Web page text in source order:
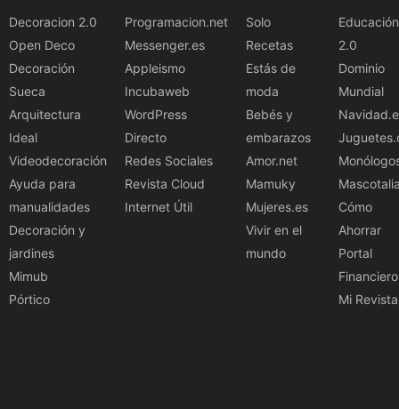
Decoracion 2.0
Open Deco
Decoración
Sueca
Arquitectura
Ideal
Videodecoración
Ayuda para
manualidades
Decoración y
jardines
Mimub
Pórtico
Programacion.net
Messenger.es
Appleismo
Incubaweb
WordPress
Directo
Redes Sociales
Revista Cloud
Internet Útil
Solo
Recetas
Estás de
moda
Bebés y
embarazos
Amor.net
Mamuky
Mujeres.es
Vivir en el
mundo
Educación
2.0
Dominio
Mundial
Cómo
Ahorrar
Portal
Financiero
Mi Revista